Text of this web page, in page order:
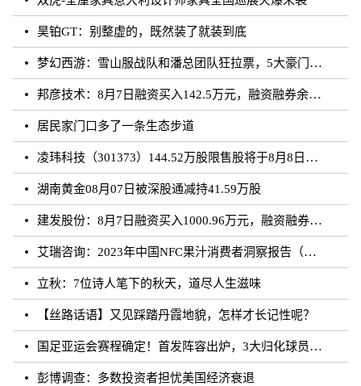
昊铂GT：别整虚的，既然装了就装到底
梦幻西游：雪山服战队和潘总团队狂拉票，5大豪门带花果山打服战
邦彦技术：8月7日融资买入142.5万元，融资融券余额5198.17万元
居民家门口多了一条生态步道
凌玮科技（301373）144.52万股限售股将于8月8日解禁上市，占总股本1.33%
湖南黄金08月07日被深股通减持41.59万股
建发股份：8月7日融资买入1000.96万元，融资融券余额4.87亿元
艾瑞咨询：2023年中国NFC果汁消费者洞察报告（附下载）
立秋：7位诗人笔下的秋天，道尽人生滋味
【丝路话语】又见踩踏丹霞地貌，怎样才长记性呢？
国足亚运会赛程确定！首发阵容出炉，3大归化球员领衔，CCTV直播
彭博调查：多数投资者担忧美国经济衰退